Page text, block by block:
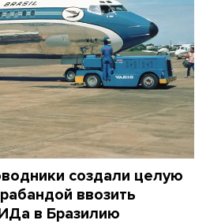
создали целую
ввозить
в Бразилию